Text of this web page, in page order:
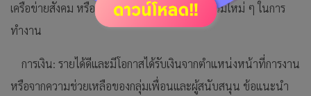
เครือข่ายสังคม หรือการใช้เทคโนโลยีและนวัตกรรมใหม่ ๆ ในการ
ทำงาน
การเงิน: รายได้ดีและมีโอกาสได้รับเงินจากตำแหน่งหน้าที่การงาน
หรือจากความช่วยเหลือของกลุ่มเพื่อนและผู้สนับสนุน ข้อแนะนำ